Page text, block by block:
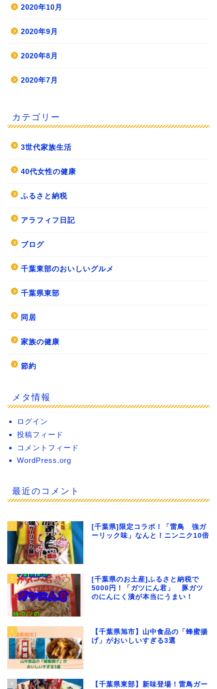
2020年10月
2020年9月
2020年8月
2020年7月
カテゴリー
3世代家族生活
40代女性の健康
ふるさと納税
アラフィフ日記
ブログ
千葉東部のおいしいグルメ
千葉県東部
同居
家族の健康
節約
メタ情報
ログイン
投稿フィード
コメントフィード
WordPress.org
最近のコメント
1
[千葉県]限定コラボ！「雷鳥 強ガ
ーリック味」なんと！ニンニク10倍
2
[千葉県のお土産]ふるさと納税で
5000円！「ガツにん君」 豚ガツ
のにんにく漬が本当にうまい！
3
【千葉県旭市】山中食品の「蜂蜜揚
げ」がおいしいすぎる3選
4
【千葉県東部】新味登場！雷鳥ガー